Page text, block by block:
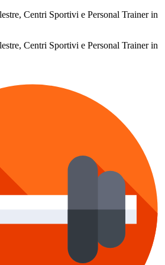
Centri Sportivi e Personal Trainer in
Centri Sportivi e Personal Trainer in